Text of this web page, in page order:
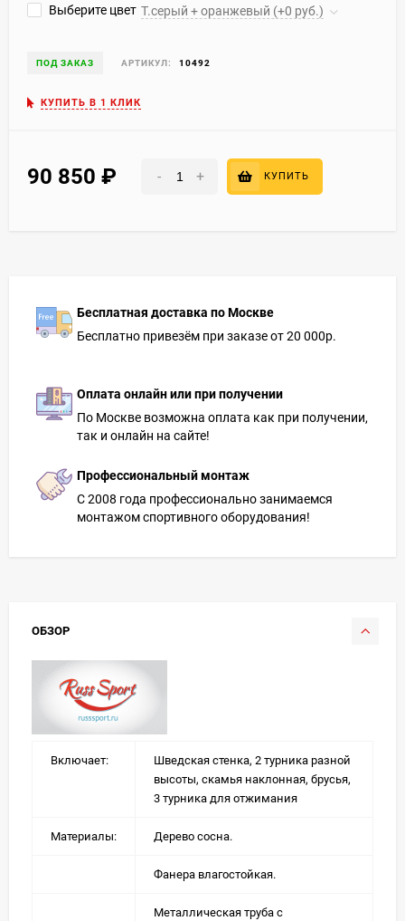
Выберите цвет Т.серый + оранжевый (+0 руб.)
ПОД ЗАКАЗ АРТИКУЛ: 10492
КУПИТЬ В 1 КЛИК
90 850 - + КУПИТЬ
Бесплатная доставка по Москве
Бесплатно привезём при заказе от 20 000р.
Оплата онлайн или при получении
По Москве возможна оплата как при получении,
так и онлайн на сайте!
Профессиональный монтаж
С 2008 года профессионально занимаемся
монтажом спортивного оборудования!
ОБЗОР
Включает:
Шведская стенка, 2 турника разной
высоты, скамья наклонная, брусья,
3 турника для отжимания
Материалы: Дерево сосна.
Фанера влагостойкая.
Металлическая труба с